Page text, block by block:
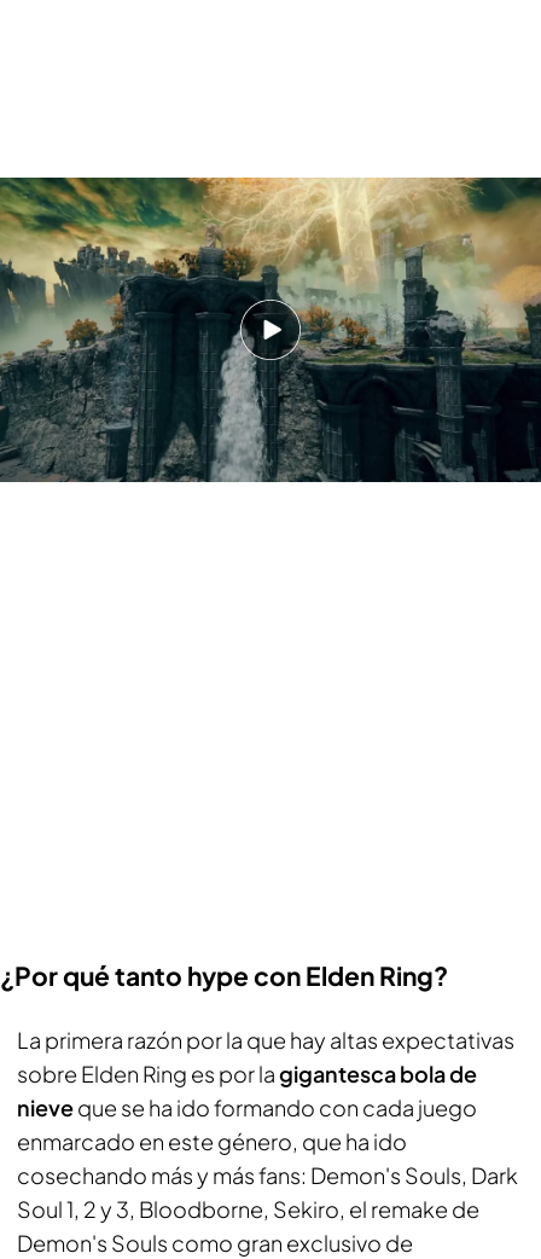
Trailer de introducción de Elden Ring
¿Por qué tanto hype con Elden Ring?
La primera razón por la que hay altas expectativas
sobre Elden Ring es por lagigantesca bola de
nieveque se ha ido formando con cada juego
enmarcado en este género, que ha ido
cosechando más y más fans: Demon's Souls, Dark
Soul 1, 2 y 3, Bloodborne, Sekiro, el remake de
Demon's Souls como gran exclusivo de